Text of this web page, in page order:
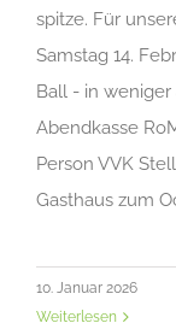
spitze. Für
Samstag 14.
Ball - in weniger
Abendkasse
Person VVK
Gasthaus zum
10. Januar 2026
Weiterlesen